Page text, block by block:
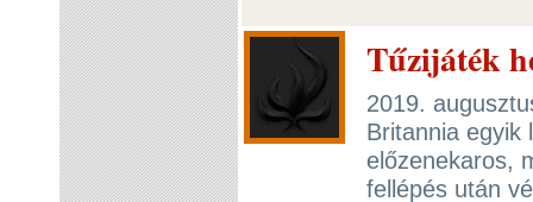
Tűzijáték
2019.
Britannia egyik
előzenekaros,
fellépés után